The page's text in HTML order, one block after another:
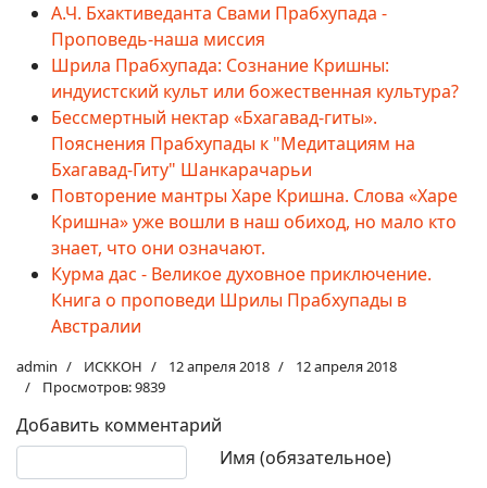
А.Ч. Бхактиведанта Свами Прабхупада -
Проповедь-наша миссия
Шрила Прабхупада: Сознание Кришны:
индуистский культ или божественная культура?
Бессмертный нектар «Бхагавад-гиты».
Пояснения Прабхупады к "Медитациям на
Бхагавад-Гиту" Шанкарачарьи
Повторение мантры Харе Кришна. Слова «Харе
Кришна» уже вошли в наш обиход, но мало кто
знает, что они означают.
Курма дас - Великое духовное приключение.
Книга о проповеди Шрилы Прабхупады в
Австралии
admin ИСККОН 12 апреля 2018
12 апреля 2018
Просмотров: 9839
Добавить комментарий
Имя (обязательное)
Текст комментария